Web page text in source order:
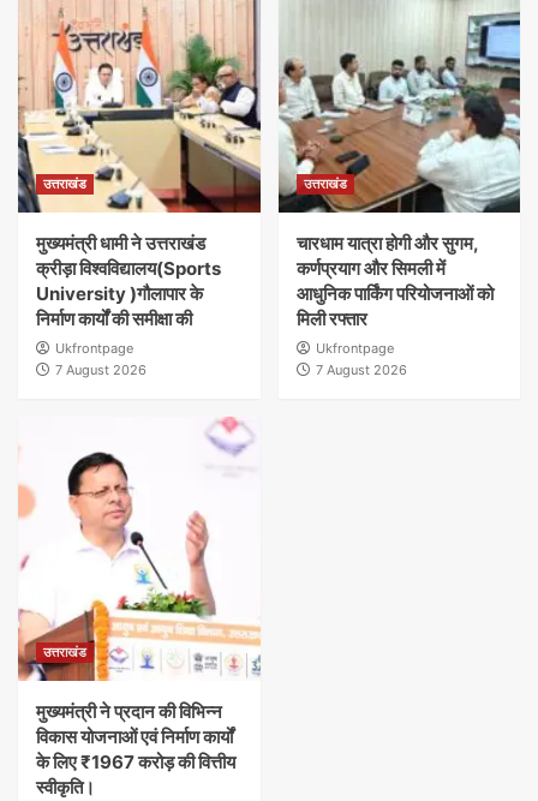
उत्तराखंड
मुख्यमंत्री धामी ने उत्तराखंड
क्रीड़ा विश्वविद्यालय(Sports
University )गौलापार के
निर्माण कार्यों की समीक्षा की
Ukfrontpage
7 August 2026
उत्तराखंड
चारधाम यात्रा होगी और सुगम,
कर्णप्रयाग और सिमली में
आधुनिक पार्किंग परियोजनाओं को
मिली रफ्तार
Ukfrontpage
7 August 2026
उत्तराखंड
मुख्यमंत्री ने प्रदान की विभिन्न
विकास योजनाओं एवं निर्माण कार्यों
के लिए ₹1967 करोड़ की वित्तीय
स्वीकृति।